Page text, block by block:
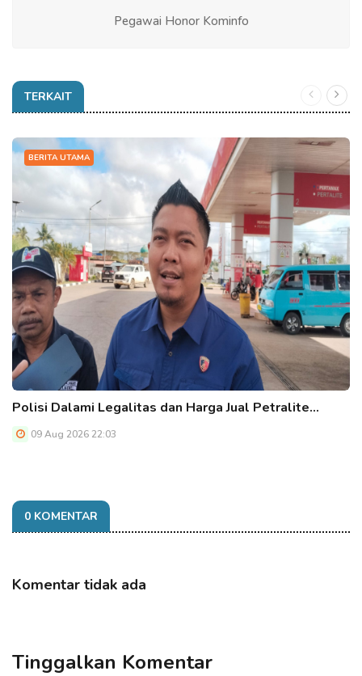
Pegawai Honor Kominfo
TERKAIT
BERITA UTAMA
Polisi Dalami Legalitas dan Harga Jual Petralite…
09 Aug 2026 22:03
0 KOMENTAR
Komentar tidak ada
Tinggalkan Komentar